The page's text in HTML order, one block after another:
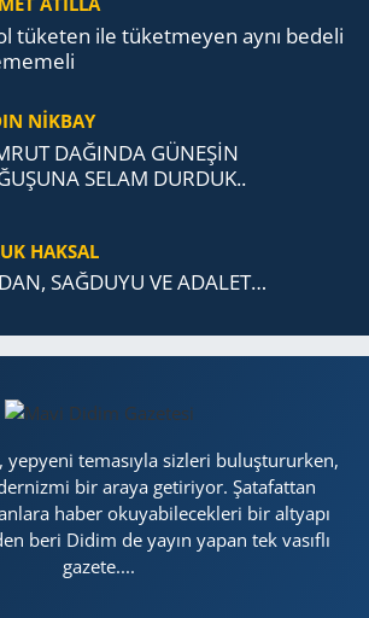
tü­ke­ten ile tü­ket­me­yen aynı be­de­li
NİKBAY
DAĞINDA GÜNEŞİN
SELAM DURDUK..
HAKSAL
SAĞ­DU­YU VE ADA­LET…
temasıyla sizleri buluştururken,
bir araya getiriyor. Şatafattan
haber okuyabilecekleri bir altyapı
beri Didim de yayın yapan tek vasıflı
gazete....